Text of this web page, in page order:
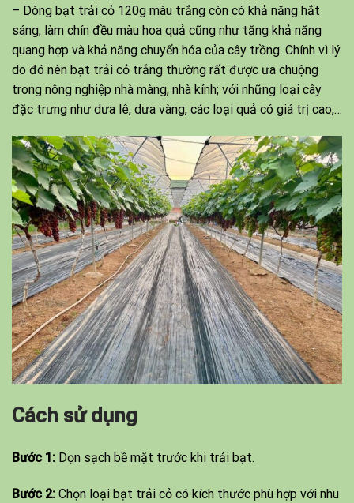
– Dòng bạt trải cỏ 120g màu trắng còn có khả năng hắt
sáng, làm chín đều màu hoa quả cũng như tăng khả năng
quang hợp và khả năng chuyển hóa của cây trồng. Chính vì lý
do đó nên bạt trải cỏ trắng thường rất được ưa chuộng
trong nông nghiệp nhà màng, nhà kính; với những loại cây
đặc trưng như dưa lê, dưa vàng, các loại quả có giá trị cao,…
Cách sử dụng
Bước 1: Dọn sạch bề mặt trước khi trải bạt.
Bước 2: Chọn loại bạt trải cỏ có kích thước phù hợp với nhu